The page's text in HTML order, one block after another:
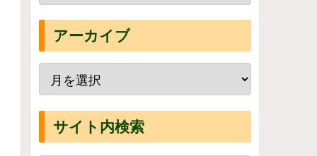
アーカイブ
サイト内検索